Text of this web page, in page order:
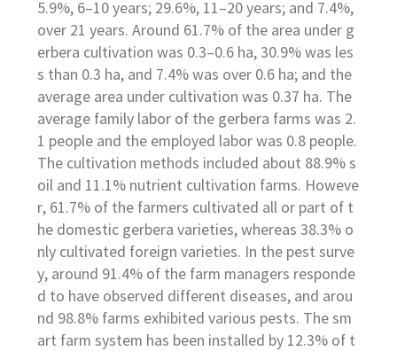
5.9%, 6–10 years; 29.6%, 11–20 years; and 7.4%,
over 21 years. Around 61.7% of the area under g
erbera cultivation was 0.3–0.6 ha, 30.9% was les
s than 0.3 ha, and 7.4% was over 0.6 ha; and the
average area under cultivation was 0.37 ha. The
average family labor of the gerbera farms was 2.
1 people and the employed labor was 0.8 people.
The cultivation methods included about 88.9% s
oil and 11.1% nutrient cultivation farms. Howeve
r, 61.7% of the farmers cultivated all or part of t
he domestic gerbera varieties, whereas 38.3% o
nly cultivated foreign varieties. In the pest surve
y, around 91.4% of the farm managers responde
d to have observed different diseases, and arou
nd 98.8% farms exhibited various pests. The sm
art farm system has been installed by 12.3% of t